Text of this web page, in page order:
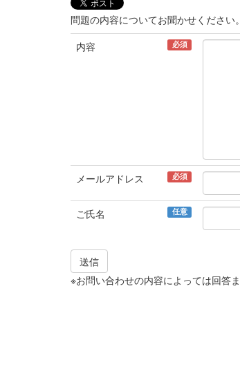
問題の内容についてお聞かせください。
内容
必須
メールアドレス 必須
ご氏名 任意
送信
※お問い合わせの内容によっては回答